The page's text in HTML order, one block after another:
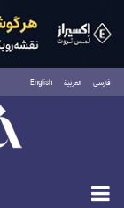
فارسی العربية English